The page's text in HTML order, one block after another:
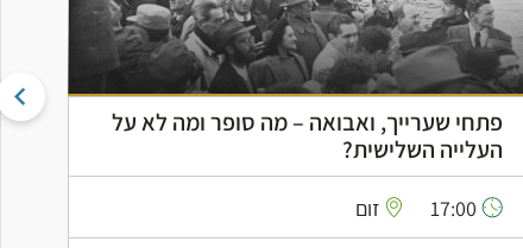
פתחי שערייך, ואבואה – מה סופר ומה לא על
העלייה השלישית?
17:00 זום